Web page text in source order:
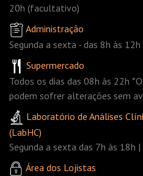
20h (facultativo)
Administração
Segunda a sexta - das 8h às
Supermercado
Todos os dias das 08h às 22h
podem sofrer alterações sem
Laboratório de Análises
(LabHC)
Segunda a sexta das 7h às 18h
Área dos Lojistas